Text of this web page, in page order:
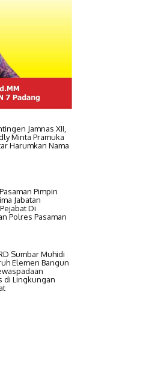
Jamnas XII,
Minta Pramuka
Harumkan Nama
Pimpin
Jabatan
Di
Polres Pasaman
Sumbar Muhidi
Elemen Bangun
di Lingkungan